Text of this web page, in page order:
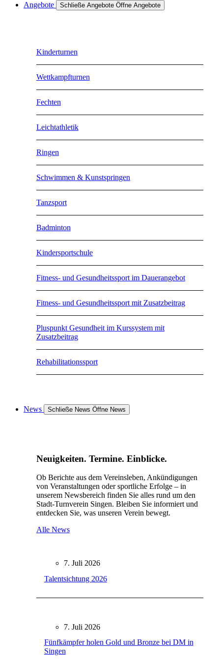
Angebote Schließe Angebote Öffne Angebote
Kinderturnen
Wettkampfturnen
Fechten
Leichtathletik
Ringen
Schwimmen & Kunstspringen
Tanzsport
Badminton
Kindersportschule
Fitness- und Gesundheitssport im Dauerangebot
Fitness- und Gesundheitssport mit Zusatzbeitrag
Pluspunkt Gesundheit im Kurssystem mit
Zusatzbeitrag
Rehabilitationssport
News Schließe News Öffne News
Neuigkeiten. Termine. Einblicke.
Ob Berichte aus dem Vereinsleben, Ankündigungen
von Veranstaltungen oder sportliche Erfolge – in
unserem Newsbereich finden Sie alles rund um den
Stadt-Turnverein Singen. Bleiben Sie informiert und
entdecken Sie, was unseren Verein bewegt.
Alle News
7. Juli 2026
Talentsichtung 2026
7. Juli 2026
Fünfkämpfer holen Gold und Bronze bei DM in
Singen